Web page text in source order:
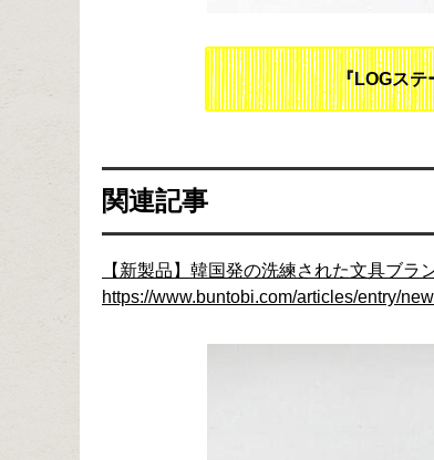
『LOGス
関連記事
【新製品】韓国発の洗練された文具ブ
https://www.buntobi.com/articles/entry/